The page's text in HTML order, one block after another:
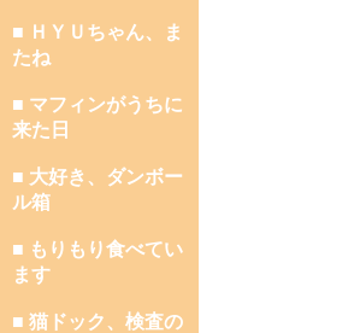
■ ＨＹＵちゃん、ま
たね
■ マフィンがうちに
来た日
■ 大好き、ダンボー
ル箱
■ もりもり食べてい
ます
■ 猫ドック、検査の